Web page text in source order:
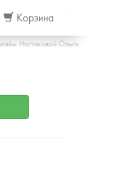
Корзина
Ногтиковой Ольги